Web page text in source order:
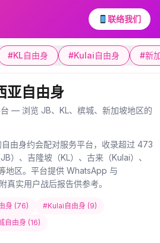
联络我们
#KL自由身 #Kulai自由身 #新
亚自由身
— 浏览 JB、KL、槟城、新加坡地区的
由身约会配对服务平台，收录超过 473
）、吉隆坡（KL）、古来（Kulai）、
地区。平台提供 WhatsApp 与
实用户战后报告供参考。
身 (76)
#Kulai自由身 (9)
自由身 (16)